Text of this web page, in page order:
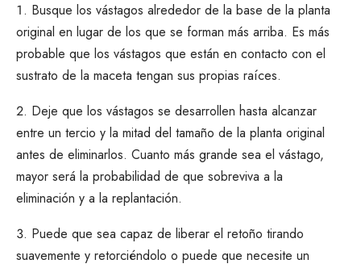
Busque los vástagos alrededor de la base de la planta
original en lugar de los que se forman más arriba. Es más
probable que los vástagos que están en contacto con el
sustrato de la maceta tengan sus propias raíces.
Deje que los vástagos se desarrollen hasta alcanzar
entre un tercio y la mitad del tamaño de la planta original
antes de eliminarlos. Cuanto más grande sea el vástago,
mayor será la probabilidad de que sobreviva a la
eliminación y a la replantación.
Puede que sea capaz de liberar el retoño tirando
suavemente y retorciéndolo o puede que necesite un